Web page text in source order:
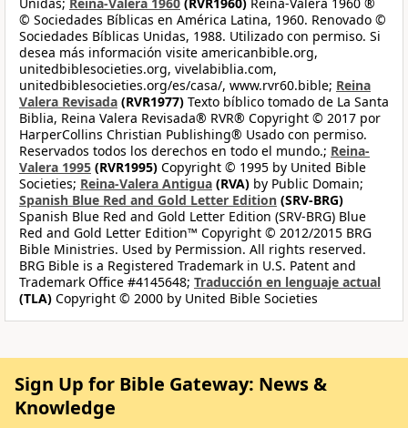
© Sociedades Bíblicas en América Latina, 1960. Renovado ©
Sociedades Bíblicas Unidas, 1988. Utilizado con permiso. Si
desea más información visite americanbible.org,
unitedbiblesocieties.org, vivelabiblia.com,
unitedbiblesocieties.org/es/casa/, www.rvr60.bible; Reina
Valera Revisada (RVR1977) Texto bíblico tomado de La Santa
Biblia, Reina Valera Revisada® RVR® Copyright © 2017 por
HarperCollins Christian Publishing® Usado con permiso.
Reservados todos los derechos en todo el mundo.; Reina-
Valera 1995 (RVR1995) Copyright © 1995 by United Bible
Societies; Reina-Valera Antigua (RVA) by Public Domain;
Spanish Blue Red and Gold Letter Edition (SRV-BRG)
Spanish Blue Red and Gold Letter Edition (SRV-BRG) Blue
Red and Gold Letter Edition™ Copyright © 2012/2015 BRG
Bible Ministries. Used by Permission. All rights reserved.
BRG Bible is a Registered Trademark in U.S. Patent and
Trademark Office #4145648; Traducción en lenguaje actual
(TLA) Copyright © 2000 by United Bible Societies
Sign Up for Bible Gateway: News &
Knowledge